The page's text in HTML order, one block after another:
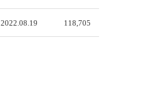
2022.08.19 118,705